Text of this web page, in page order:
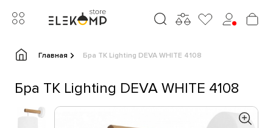
Главная Бра TK Lighting DEVA WHITE 4108
Бра TK Lighting DEVA WHITE 4108